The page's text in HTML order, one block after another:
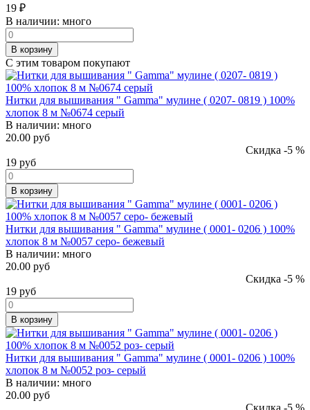
19 ₽
В наличии: много
В корзину
С этим товаром покупают
Нитки для вышивания " Gamma" мулине ( 0207- 0819 ) 100%
хлопок 8 м №0674 серый
В наличии: много
20.00 руб
Скидка -5 %
19 руб
В корзину
Нитки для вышивания " Gamma" мулине ( 0001- 0206 ) 100%
хлопок 8 м №0057 серо- бежевый
В наличии: много
20.00 руб
Скидка -5 %
19 руб
В корзину
Нитки для вышивания " Gamma" мулине ( 0001- 0206 ) 100%
хлопок 8 м №0052 роз- серый
В наличии: много
20.00 руб
Скидка -5 %